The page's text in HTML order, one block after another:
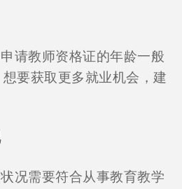
请教师资格证的年龄一般
要获取更多就业机会，建
况需要符合从事教育教学